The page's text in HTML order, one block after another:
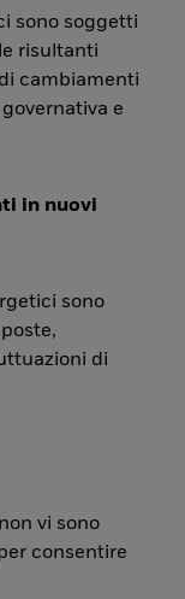
sono soggetti
risultanti
cambiamenti
e
in nuovi
sono
di
vi sono
consentire